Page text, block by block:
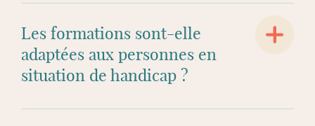
Les formations sont-elle
adaptées aux personnes en
situation de handicap ?